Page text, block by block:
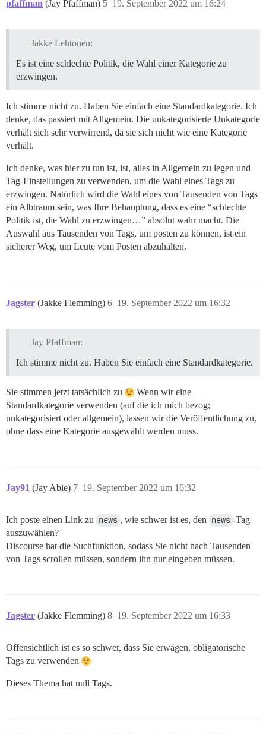
pfaffman (Jay Pfaffman) 19. September 2022 um 16:24
5
Jakke Lehtonen:
Es ist eine schlechte Politik, die Wahl einer Kategorie zu
erzwingen.
Ich stimme nicht zu. Haben Sie einfach eine Standardkategorie. Ich
denke, das passiert mit Allgemein. Die unkategorisierte Unkategorie
verhält sich sehr verwirrend, da sie sich nicht wie eine Kategorie
verhält.
Ich denke, was hier zu tun ist, ist, alles in Allgemein zu legen und
Tag-Einstellungen zu verwenden, um die Wahl eines Tags zu
erzwingen. Natürlich wird die Wahl eines von Tausenden von Tags
ein Albtraum sein, was Ihre Behauptung, dass es eine “schlechte
Politik ist, die Wahl zu erzwingen…” absolut wahr macht. Die
Auswahl aus Tausenden von Tags, um posten zu können, ist ein
sicherer Weg, um Leute vom Posten abzuhalten.
Jagster (Jakke Flemming) 19. September 2022 um 16:32
6
Jay Pfaffman:
Ich stimme nicht zu. Haben Sie einfach eine Standardkategorie.
Sie stimmen jetzt tatsächlich zu
Wenn wir eine
Standardkategorie verwenden (auf die ich mich bezog;
unkategorisiert oder allgemein), lassen wir die Veröffentlichung zu,
ohne dass eine Kategorie ausgewählt werden muss.
Jay91 (Jay Abie) 19. September 2022 um 16:32
7
Ich poste einen Link zu news , wie schwer ist es, den news -Tag
auszuwählen?
Discourse hat die Suchfunktion, sodass Sie nicht nach Tausenden
von Tags scrollen müssen, sondern ihn nur eingeben müssen.
Jagster (Jakke Flemming) 19. September 2022 um 16:33
8
Offensichtlich ist es so schwer, dass Sie erwägen, obligatorische
Tags zu verwenden
Dieses Thema hat null Tags.